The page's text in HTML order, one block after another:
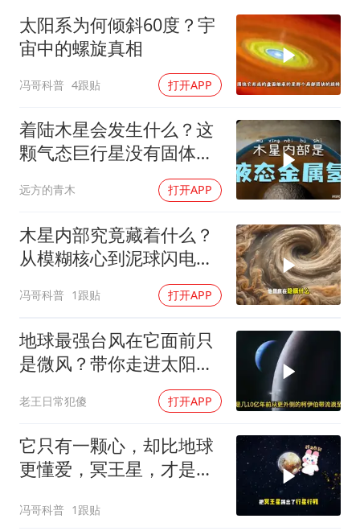
苏有朋亮相百花奖
男子攒206小时加班调休被拒获赔1.6万
真理之光，何以能照亮复兴之路？
太阳系为何倾斜60度？宇
宙中的螺旋真相
冯哥科普 4跟贴 打开APP
着陆木星会发生什么？这
颗气态巨行星没有固体表
远方的青木 打开APP
木星内部究竟藏着什么？
从模糊核心到泥球闪电，
冯哥科普 1跟贴 打开APP
地球最强台风在它面前只
是微风？带你走进太阳系
老王日常犯傻 打开APP
它只有一颗心，却比地球
更懂爱，冥王星，才是太
冯哥科普 1跟贴